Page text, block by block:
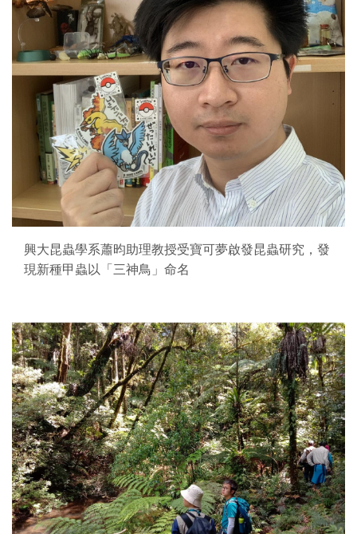
興大昆蟲學系蕭昀助理教授受寶可夢啟發昆蟲研究，發
現新種甲蟲以「三神鳥」命名